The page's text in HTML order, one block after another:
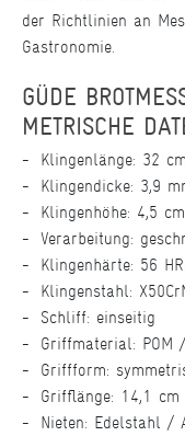
der Richtlinien an
Gastronomie.
GÜDE
METRISCHE
Klingenlänge: 32 cm
Klingendicke: 3,9
Klingenhöhe: 4,5 cm
Verarbeitung:
Klingenhärte: 56
Klingenstahl:
Schliff: einseitig
Griffmaterial: POM
Griffform:
Grifflänge: 14,1 cm
Nieten: Edelstahl /